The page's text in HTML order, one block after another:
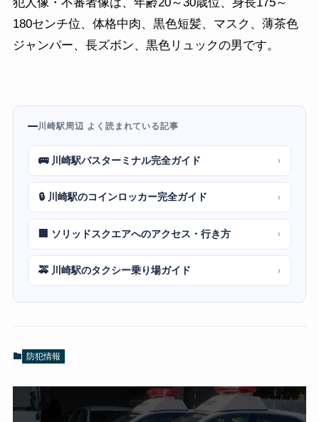
犯人像・不審者像は、年齢20～30歳位、身長175～
180センチ位、体格中肉、黒色短髪、マスク、薄茶色
ジャンパー、長ズボン、黒色リュックの男です。
川崎駅周辺 よく読まれている記事
🚌 川崎駅バスターミナル完全ガイド ›
🔒 川崎駅のコインロッカー完全ガイド ›
🏢 ソリッドスクエアへのアクセス・行き方 ›
🚕 川崎駅のタクシー乗り場ガイド ›
防犯情報